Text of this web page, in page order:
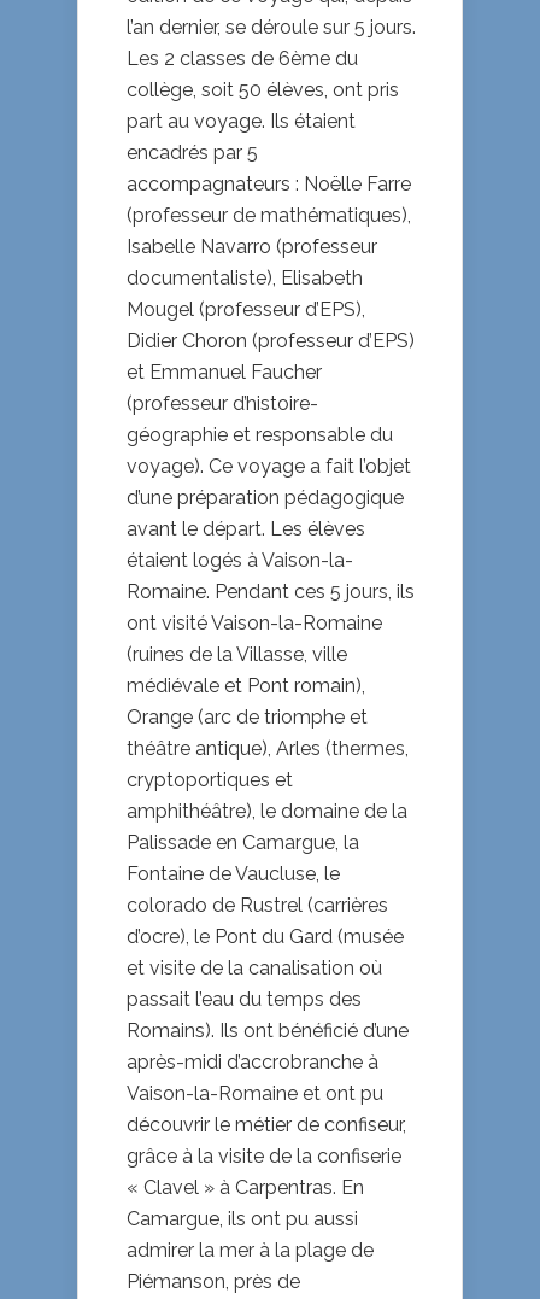
l’an dernier, se déroule sur 5 jours.
Les 2 classes de 6ème du
collège, soit 50 élèves, ont pris
part au voyage. Ils étaient
encadrés par 5
accompagnateurs : Noëlle Farre
(professeur de mathématiques),
Isabelle Navarro (professeur
documentaliste), Elisabeth
Mougel (professeur d’EPS),
Didier Choron (professeur d’EPS)
et Emmanuel Faucher
(professeur d’histoire-
géographie et responsable du
voyage). Ce voyage a fait l’objet
d’une préparation pédagogique
avant le départ. Les élèves
étaient logés à Vaison-la-
Romaine. Pendant ces 5 jours, ils
ont visité Vaison-la-Romaine
(ruines de la Villasse, ville
médiévale et Pont romain),
Orange (arc de triomphe et
théâtre antique), Arles (thermes,
cryptoportiques et
amphithéâtre), le domaine de la
Palissade en Camargue, la
Fontaine de Vaucluse, le
colorado de Rustrel (carrières
d’ocre), le Pont du Gard (musée
et visite de la canalisation où
passait l’eau du temps des
Romains). Ils ont bénéficié d’une
après-midi d’accrobranche à
Vaison-la-Romaine et ont pu
découvrir le métier de confiseur,
grâce à la visite de la confiserie
« Clavel » à Carpentras. En
Camargue, ils ont pu aussi
admirer la mer à la plage de
Piémanson, près de